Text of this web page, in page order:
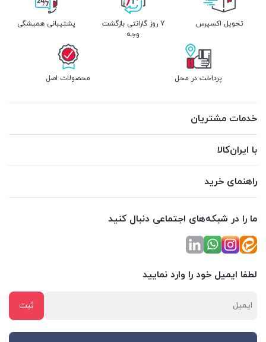
تحویل اکسپرس
7 روز گارانتی بازگشت
وجه
پشتیبانی همیشگی
پرداخت در محل محصولات اصل
خدمات مشتریان
با ایران‌کالا
راهنمای خرید
ما را در شبکه‌های اجتماعی دنبال کنید
لطفا ایمیل خود را وارد نمایید